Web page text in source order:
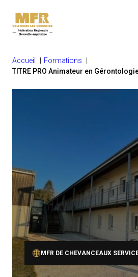
Accueil
Formations
TITRE PRO Animateur en
MFR DE CHEVANCEAUX